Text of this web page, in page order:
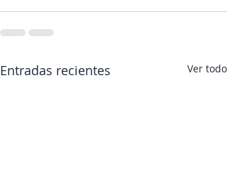
Entradas recientes Ver todo